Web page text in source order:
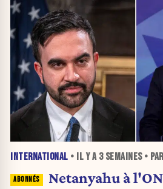
INTERNATIONAL • IL Y A 3 SEMAINES•
Netanyahu à